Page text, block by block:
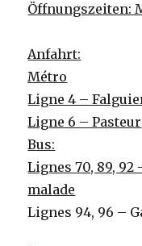
Öffnungszeiten:
Anfahrt:
Métro
Ligne 4 –
Ligne 6 – Pasteur
Bus:
Lignes 70, 89,
malade
Lignes 94, 96 –